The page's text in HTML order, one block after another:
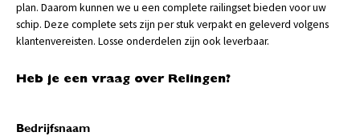
plan. Daarom kunnen we u een complete railingset bieden voor uw
schip. Deze complete sets zijn per stuk verpakt en geleverd volgens
klantenvereisten. Losse onderdelen zijn ook leverbaar.
Heb je een vraag over Relingen?
Bedrijfsnaam